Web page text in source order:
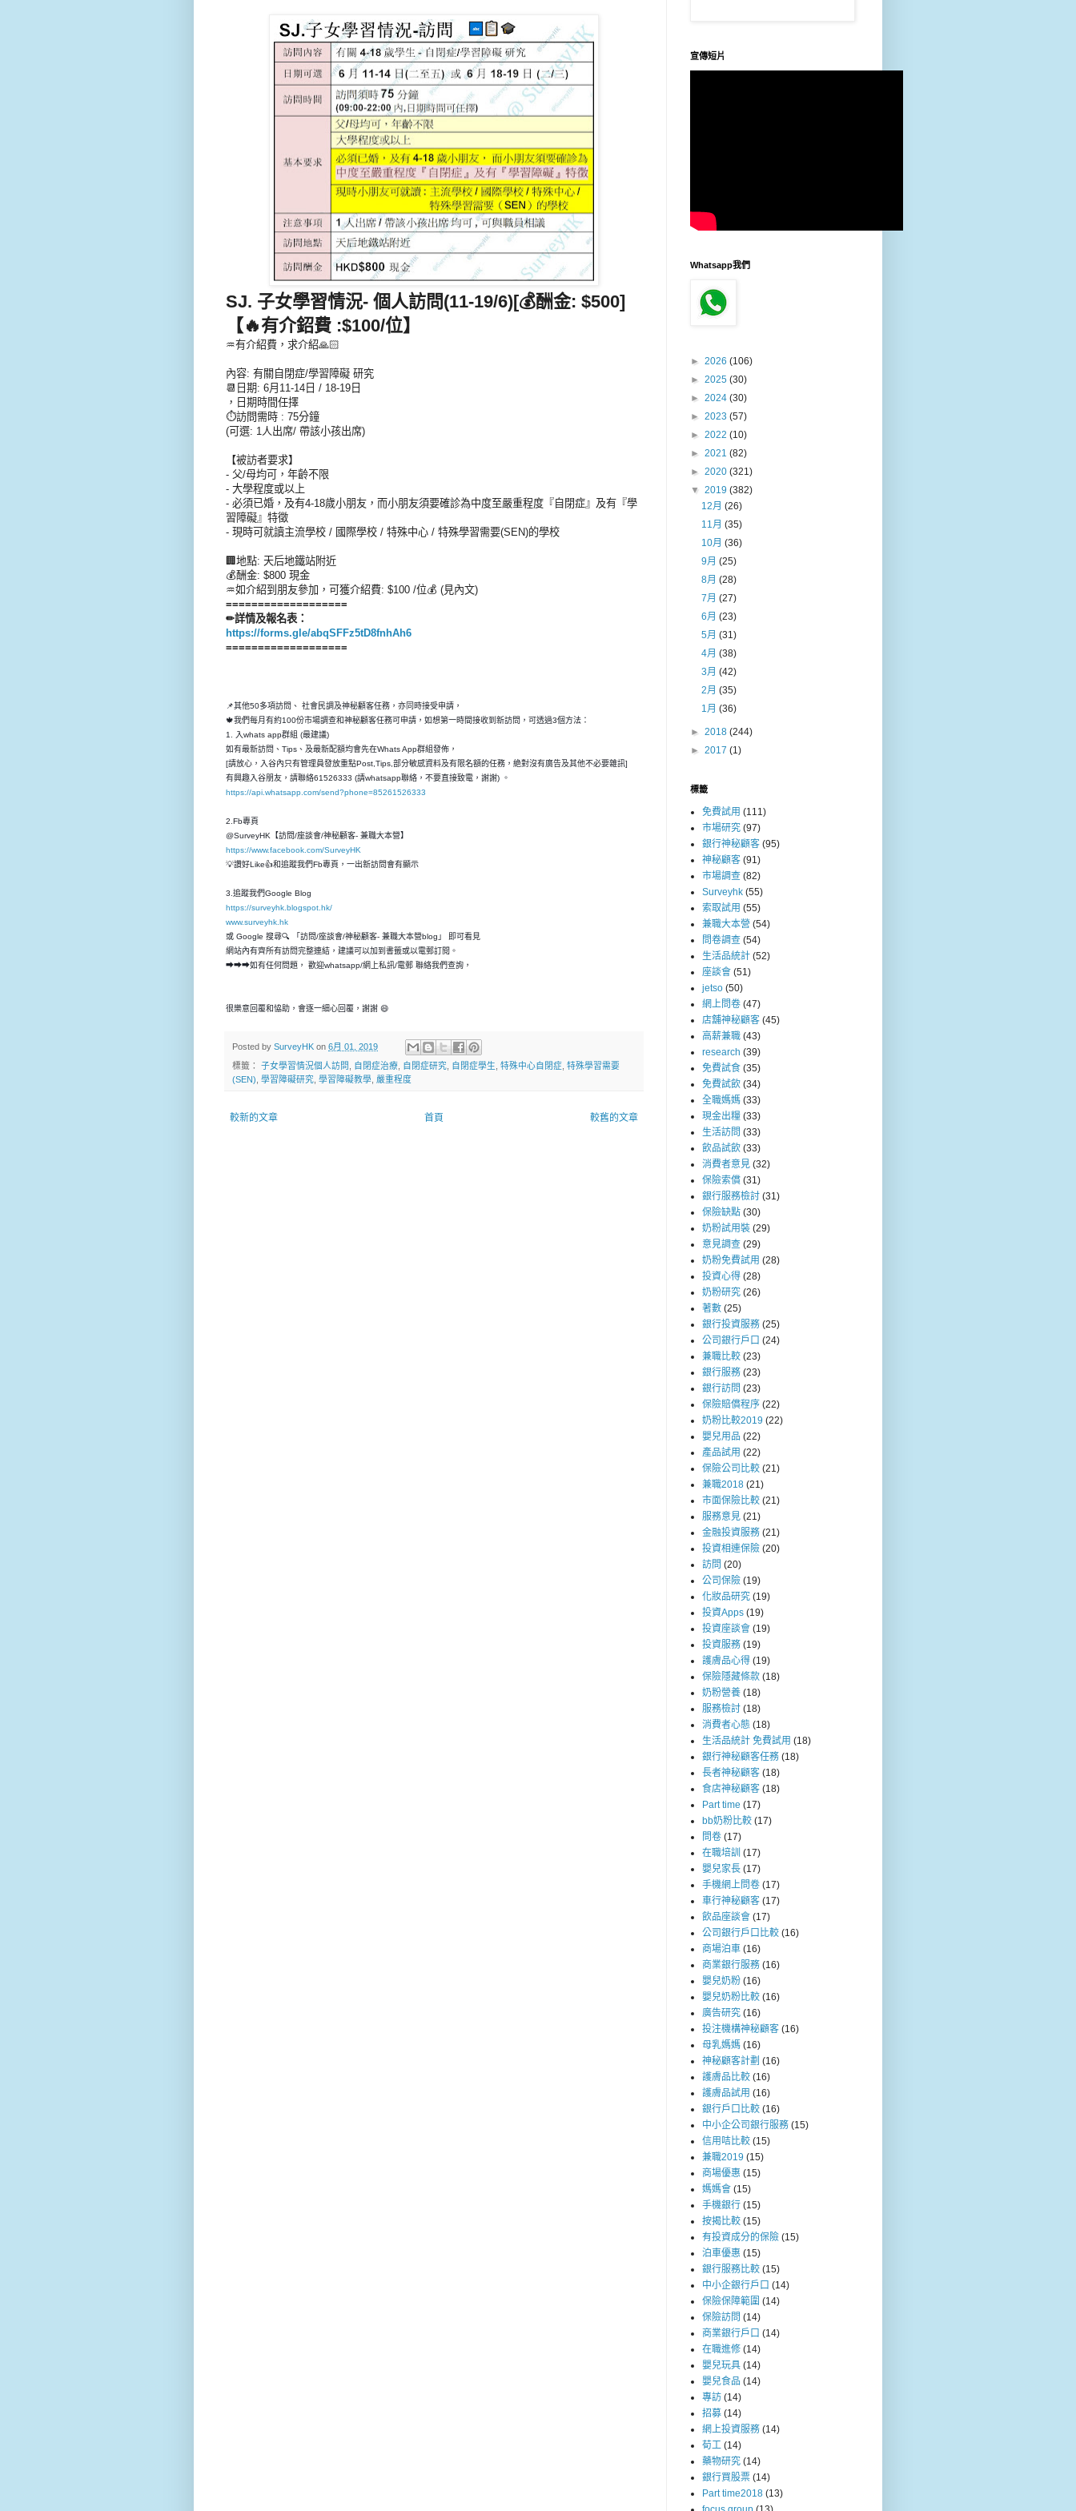
SJ. 子女學習情況- 個人訪問(11-19/6)[💰酬金: $500]
【🔥有介鉊費 :$100/位】
♒有介紹費，求介紹🙏🏻
內容: 有關自閉症/學習障礙 研究
📆日期: 6月11-14日 / 18-19日
，日期時間任擇
⏱訪問需時 : 75分鐘
(可選: 1人出席/ 帶該小孩出席)
【被訪者要求】
- 父/母均可，年齡不限
- 大學程度或以上
- 必須已婚，及有4-18歲小朋友，而小朋友須要確診為中度至嚴重程度『自閉症』及有『學
習障礙』特徵
- 現時可就讀主流學校 / 國際學校 / 特殊中心 / 特殊學習需要(SEN)的學校
🏢地點: 天后地鐵站附近
💰酬金: $800 現金
♒如介紹到朋友參加，可獲介紹費: $100 /位💰 (見內文)
===================
✏詳情及報名表：
https://forms.gle/abqSFFz5tD8fnhAh6
===================
📌其他50多項訪問、 社會民調及神秘顧客任務，亦同時接受申請，
🍁我們每月有約100份市場調查和神秘顧客任務可申請，如想第一時間接收到新訪問，可透過3個方法：
1. 入whats app群組 (最建議)
如有最新訪問、Tips、及最新配額均會先在Whats App群組發佈，
[請放心，入谷內只有管理員發放重點Post,Tips,部分敏感資料及有限名額的任務，絶對沒有廣告及其他不必要雜訊]
有興趣入谷朋友，請聯絡61526333 (請whatsapp聯絡，不要直接致電，謝謝) 。
https://api.whatsapp.com/send?phone=85261526333
2.Fb專頁
@SurveyHK【訪問/座談會/神秘顧客- 兼職大本營】
https://www.facebook.com/SurveyHK
💡讚好Like👍和追蹤我們Fb專頁，一出新訪問會有顯示
3.追蹤我們Google Blog
https://surveyhk.blogspot.hk/
www.surveyhk.hk
或 Google 搜尋🔍 「訪問/座談會/神秘顧客- 兼職大本營blog」 即可看見
網站內有齊所有訪問完整連結，建議可以加到書籤或以電郵訂閱。
➡➡➡如有任何問題， 歡迎whatsapp/網上私訊/電郵 聯絡我們查詢，
很樂意回覆和恊助，會逐一細心回覆，謝謝 😄
Posted by SurveyHK on 6月 01, 2019
標籤： 子女學習情況個人訪問 自閉症治療 自閉症研究 自閉症學生 特殊中心自閉症 特殊學習需要
(SEN) 學習障礙研究 學習障礙教學 嚴重程度
較新的文章 較舊的文章
首頁
宣傳短片
Whatsapp我們
► 2026 (106)
► 2025 (30)
► 2024 (30)
► 2023 (57)
► 2022 (10)
► 2021 (82)
► 2020 (321)
▼ 2019 (382)
12月(26)
11月(35)
10月(36)
9月(25)
8月(28)
7月(27)
6月(23)
5月(31)
4月(38)
3月(42)
2月(35)
1月(36)
► 2018 (244)
► 2017 (1)
標籤
免費試用 (111)
市場研究 (97)
銀行神秘顧客 (95)
神秘顧客 (91)
市場調查 (82)
Surveyhk (55)
索取試用 (55)
兼職大本營 (54)
問卷調查 (54)
生活品統計 (52)
座談會 (51)
jetso (50)
網上問卷 (47)
店舖神秘顧客 (45)
高薪兼職 (43)
research (39)
免費試食 (35)
免費試飲 (34)
全職媽媽 (33)
現金出糧 (33)
生活訪問 (33)
飲品試飲 (33)
消費者意見 (32)
保險索償 (31)
銀行服務檢討 (31)
保險缺點 (30)
奶粉試用裝 (29)
意見調查 (29)
奶粉免費試用 (28)
投資心得 (28)
奶粉研究 (26)
著數 (25)
銀行投資服務 (25)
公司銀行戶口 (24)
兼職比較 (23)
銀行服務 (23)
銀行訪問 (23)
保險賠償程序 (22)
奶粉比較2019 (22)
嬰兒用品 (22)
產品試用 (22)
保險公司比較 (21)
兼職2018 (21)
市面保險比較 (21)
服務意見 (21)
金融投資服務 (21)
投資相連保險 (20)
訪問 (20)
公司保險 (19)
化妝品研究 (19)
投資Apps (19)
投資座談會 (19)
投資服務 (19)
護膚品心得 (19)
保險隱藏條款 (18)
奶粉營養 (18)
服務檢討 (18)
消費者心態 (18)
生活品統計 免費試用 (18)
銀行神秘顧客任務 (18)
長者神秘顧客 (18)
食店神秘顧客 (18)
Part time (17)
bb奶粉比較 (17)
問卷 (17)
在職培訓 (17)
嬰兒家長 (17)
手機網上問卷 (17)
車行神秘顧客 (17)
飲品座談會 (17)
公司銀行戶口比較 (16)
商場泊車 (16)
商業銀行服務 (16)
嬰兒奶粉 (16)
嬰兒奶粉比較 (16)
廣告研究 (16)
投注機構神秘顧客 (16)
母乳媽媽 (16)
神秘顧客計劃 (16)
護膚品比較 (16)
護膚品試用 (16)
銀行戶口比較 (16)
中小企公司銀行服務 (15)
信用咭比較 (15)
兼職2019 (15)
商場優惠 (15)
媽媽會 (15)
手機銀行 (15)
按揭比較 (15)
有投資成分的保險 (15)
泊車優惠 (15)
銀行服務比較 (15)
中小企銀行戶口 (14)
保險保障範圍 (14)
保險訪問 (14)
商業銀行戶口 (14)
在職進修 (14)
嬰兒玩具 (14)
嬰兒食品 (14)
專訪 (14)
招募 (14)
網上投資服務 (14)
荀工 (14)
藥物研究 (14)
銀行買股票 (14)
Part time2018 (13)